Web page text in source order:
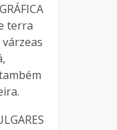
terra